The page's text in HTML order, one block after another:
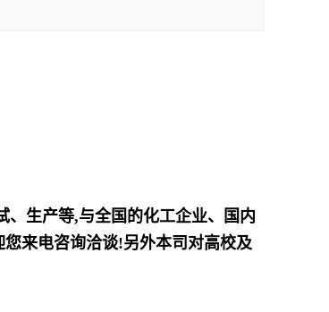
、生产等,与全国的化工企业、国内
来电咨询洽谈!另外本司对高校及